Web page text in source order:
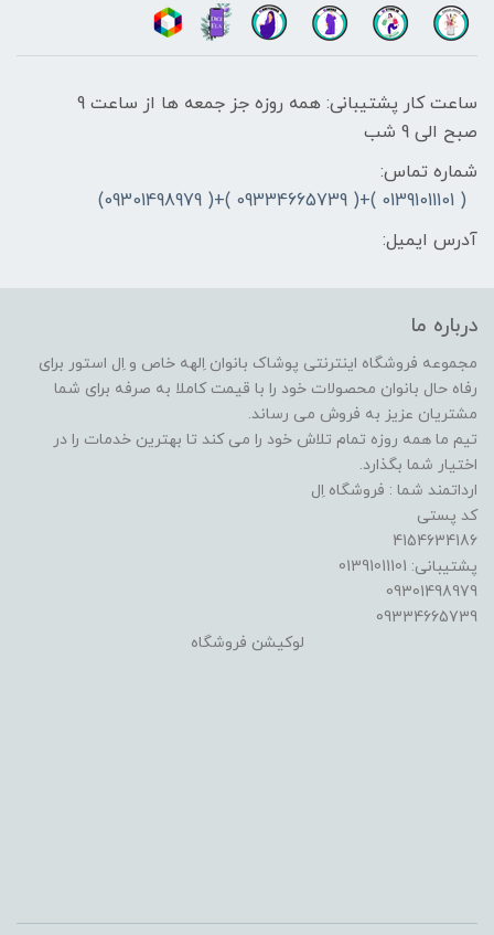
ساعت کار پشتیبانی: همه روزه جز جمعه ها از ساعت 9
صبح الی 9 شب
شماره تماس:
( 01391011101 )+( 09334665739 )+( 09301498979)
آدرس ایمیل:
درباره ما
مجموعه فروشگاه اینترنتی پوشاک بانوان اِلهه خاص و اِل استور برای
رفاه حال بانوان محصولات خود را با قیمت کاملا به صرفه برای شما
مشتریان عزیز به فروش می رساند.
تیم ما همه روزه تمام تلاش خود را می کند تا بهترین خدمات را در
اختیار شما بگذارد.
ارداتمند شما : فروشگاه اِل
کد پستی
4154634186
پشتیبانی: 01391011101
09301498979
09334665739
لوکیشن فروشگاه